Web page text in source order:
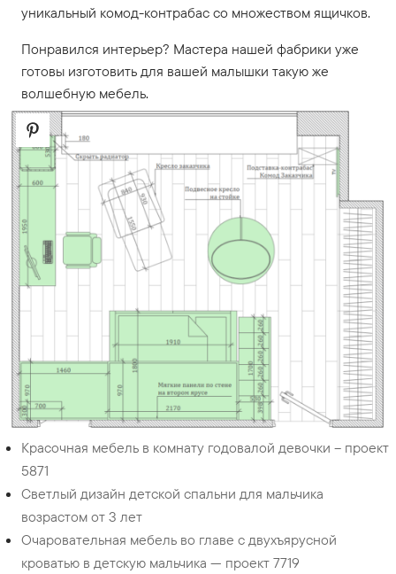
уникальный комод-контрабас со множеством ящичков.
Понравился интерьер? Мастера нашей фабрики уже
готовы изготовить для вашей малышки такую же
волшебную мебель.
Красочная мебель в комнату годовалой девочки – проект
5871
Светлый дизайн детской спальни для мальчика
возрастом от 3 лет
Очаровательная мебель во главе с двухъярусной
кроватью в детскую мальчика — проект 7719